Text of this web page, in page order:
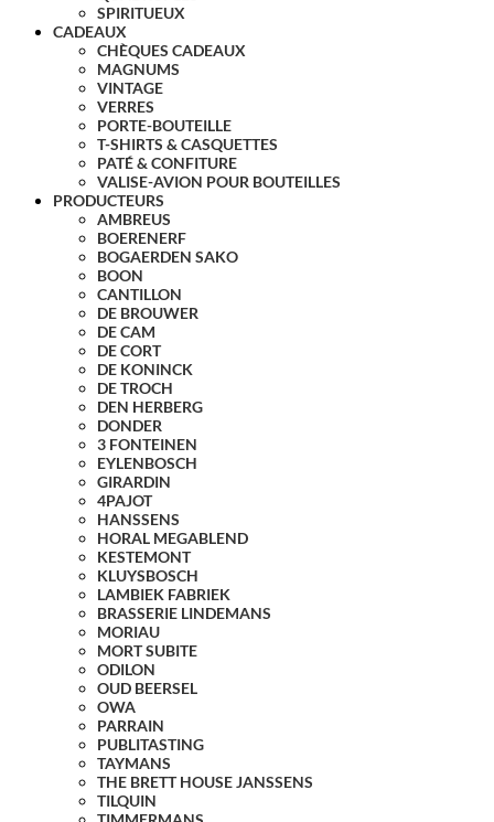
SPIRITUEUX
CADEAUX
CHÈQUES CADEAUX
MAGNUMS
VINTAGE
VERRES
PORTE-BOUTEILLE
T-SHIRTS & CASQUETTES
PATÉ & CONFITURE
VALISE-AVION POUR BOUTEILLES
PRODUCTEURS
AMBREUS
BOERENERF
BOGAERDEN SAKO
BOON
CANTILLON
DE BROUWER
DE CAM
DE CORT
DE KONINCK
DE TROCH
DEN HERBERG
DONDER
3 FONTEINEN
EYLENBOSCH
GIRARDIN
4PAJOT
HANSSENS
HORAL MEGABLEND
KESTEMONT
KLUYSBOSCH
LAMBIEK FABRIEK
BRASSERIE LINDEMANS
MORIAU
MORT SUBITE
ODILON
OUD BEERSEL
OWA
PARRAIN
PUBLITASTING
TAYMANS
THE BRETT HOUSE JANSSENS
TILQUIN